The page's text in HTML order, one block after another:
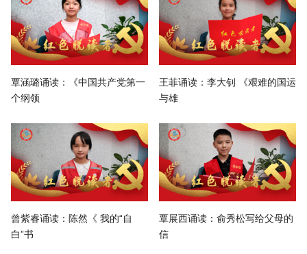
覃涵璐诵读：《中国共产党第一
个纲领
王菲诵读：李大钊 《艰难的国运
与雄
曾紫睿诵读：陈然《 我的“自
白”书
覃展西诵读：俞秀松写给父母的
信